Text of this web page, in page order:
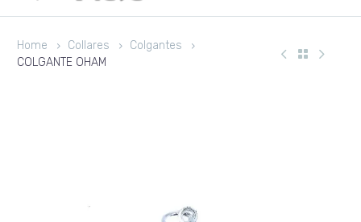
Home Collares
Colgantes
COLGANTE OHAM